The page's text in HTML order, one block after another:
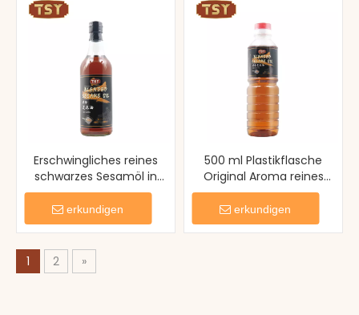
Erschwingliches reines
schwarzes Sesamöl in
normaler Größe zum
Anbraten
erkundigen
500 ml Plastikflasche
Original Aroma reines
Sesamöl
erkundigen
1 2 »